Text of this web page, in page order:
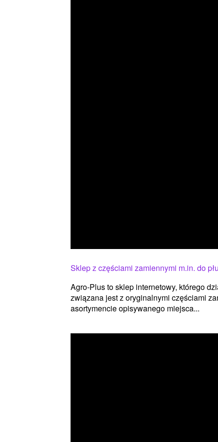
Sklep z częściami zamiennymi m.in. do
Agro-Plus to sklep internetowy, którego
związana jest z oryginalnymi częściami
asortymencie opisywanego miejsca...